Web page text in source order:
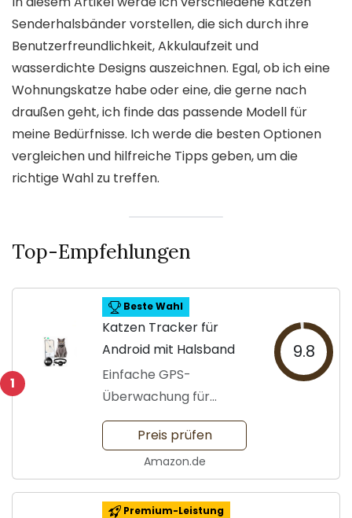
Senderhalsbänder vorstellen, die sich durch ihre
Benutzerfreundlichkeit, Akkulaufzeit und
wasserdichte Designs auszeichnen. Egal, ob ich eine
Wohnungskatze habe oder eine, die gerne nach
draußen geht, ich finde das passende Modell für
meine Bedürfnisse. Ich werde die besten Optionen
vergleichen und hilfreiche Tipps geben, um die
richtige Wahl zu treffen.
Top-Empfehlungen
1
Beste Wahl
Katzen Tracker für
Android mit Halsband
Einfache GPS-
Überwachung für
Katzen
9.8
Preis prüfen
Amazon.de
Premium-Leistung